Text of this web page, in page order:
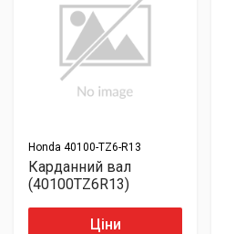
Honda 40100-TZ6-R13
Карданний вал
(40100TZ6R13)
Ціни